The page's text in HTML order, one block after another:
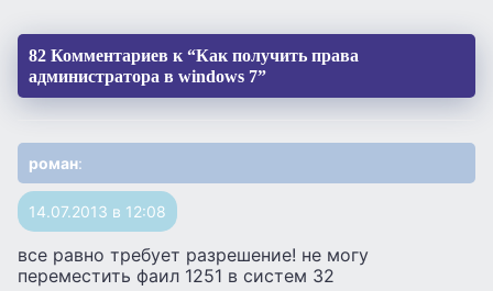
82 Комментариев к “Как получить права
администратора в windows 7”
роман:
14.07.2013 в 12:08
все равно требует разрешение! не могу
переместить фаил 1251 в систем 32